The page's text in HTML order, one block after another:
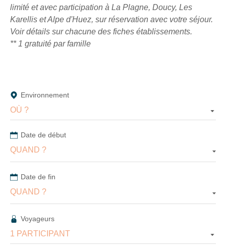
limité et avec participation à La Plagne, Doucy, Les
Karellis et Alpe d'Huez, sur réservation avec votre séjour.
Voir détails sur chacune des fiches établissements.
** 1 gratuité par famille
Environnement
OÙ ?
Date de début
QUAND ?
Date de fin
QUAND ?
Voyageurs
1 PARTICIPANT
En
renseignant
votre
de
recevoir
la
de
VTF.
vous
désinscrire
moment
à